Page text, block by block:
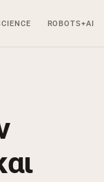
ROBOTS+AI